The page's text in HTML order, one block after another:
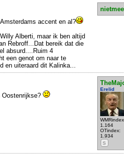
accent en al?
Alberti, maar ik ben altijd
Rebroff...Dat bereik dat die
absurd....Ruim 4
een genot om naar te
en uiteraard dit Kalinka...
Erelid
1.164
OTindex:
1.934
S
Oostenrijkse?